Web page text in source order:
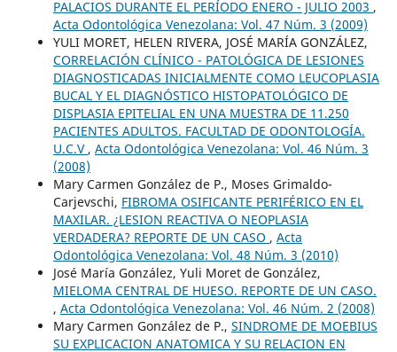
PALACIOS DURANTE EL PERÍODO ENERO - JULIO 2003 ,
Acta Odontológica Venezolana: Vol. 47 Núm. 3 (2009)
YULI MORET, HELEN RIVERA, JOSÉ MARÍA GONZÁLEZ,
CORRELACIÓN CLÍNICO - PATOLÓGICA DE LESIONES
DIAGNOSTICADAS INICIALMENTE COMO LEUCOPLASIA
BUCAL Y EL DIAGNÓSTICO HISTOPATOLÓGICO DE
DISPLASIA EPITELIAL EN UNA MUESTRA DE 11.250
PACIENTES ADULTOS. FACULTAD DE ODONTOLOGÍA.
U.C.V , Acta Odontológica Venezolana: Vol. 46 Núm. 3
(2008)
Mary Carmen González de P., Moses Grimaldo-
Carjevschi, FIBROMA OSIFICANTE PERIFÉRICO EN EL
MAXILAR. ¿LESION REACTIVA O NEOPLASIA
VERDADERA? REPORTE DE UN CASO , Acta
Odontológica Venezolana: Vol. 48 Núm. 3 (2010)
José María González, Yuli Moret de González,
MIELOMA CENTRAL DE HUESO. REPORTE DE UN CASO.
, Acta Odontológica Venezolana: Vol. 46 Núm. 2 (2008)
Mary Carmen González de P., SINDROME DE MOEBIUS
SU EXPLICACION ANATOMICA Y SU RELACION EN